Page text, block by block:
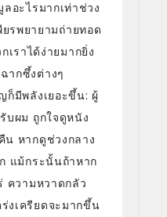
ลอะไรมากเท่าช่วง
รพยายามถ่ายทอด
เราได้ง่ายมากยิ่ง
ากซึ้งต่างๆ
ก็มีพลังเยอะขึ้น: ผู้
บผม ถูกใจดูหนัง
หากดูช่วงกลาง
แม้กระนั้นถ้าหาก
ความหวาดกลัว
งเครียดจะมากขึ้น